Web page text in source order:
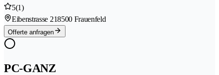
5(1)
Eibenstrasse 218500 Frauenfeld
Offerte anfragen
PC-GANZ